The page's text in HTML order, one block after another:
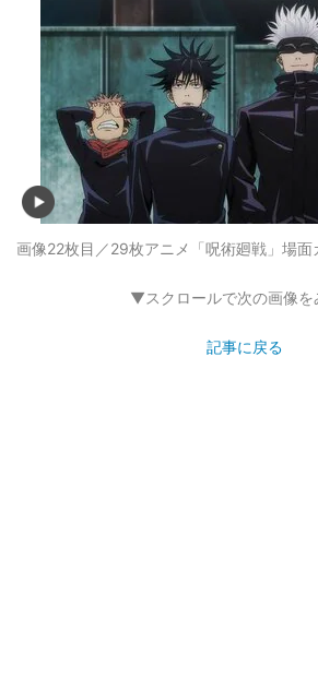
画像22枚目／29枚アニメ「呪術廻戦」場面
▼スクロールで次の画像
記事に戻る